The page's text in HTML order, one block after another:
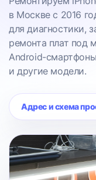
в Москве с 2016
для диагностики,
ремонта плат под
Android-
и другие модели.
Адрес и схема